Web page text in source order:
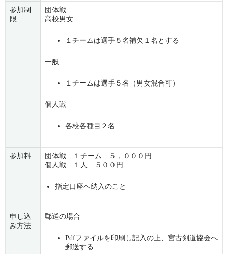
参加制
限
団体戦
高校男女
１チームは選手５名補欠１名とする
一般
１チームは選手５名（男女混合可）
個人戦
各校各種目２名
参加料
団体戦 １チーム ５，０００円
個人戦 １人 ５００円
指定口座へ納入のこと
申し込
み方法
郵送の場合
Pdfファイルを印刷し記入の上、宮古剣道協会へ
郵送する